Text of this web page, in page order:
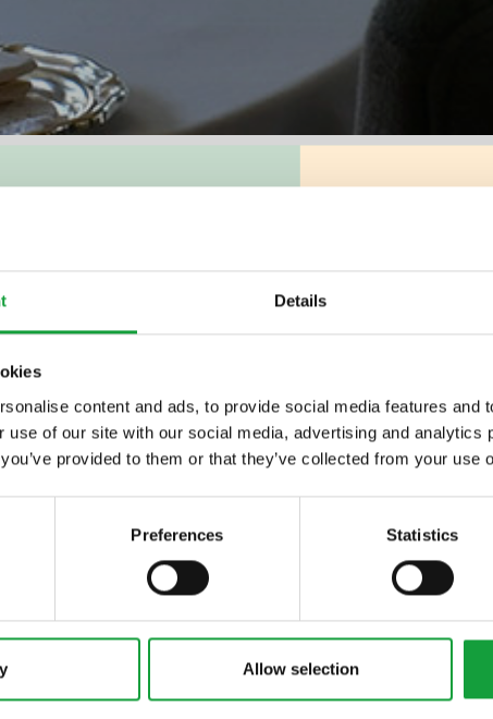
Details
content and ads, to provide social media features and
use of our site with our social media, advertising and analytics
provided to them or that they’ve collected from your use
Preferences Statistics
Allow selection
alla Scuola di
le ultime novita nel
del food.